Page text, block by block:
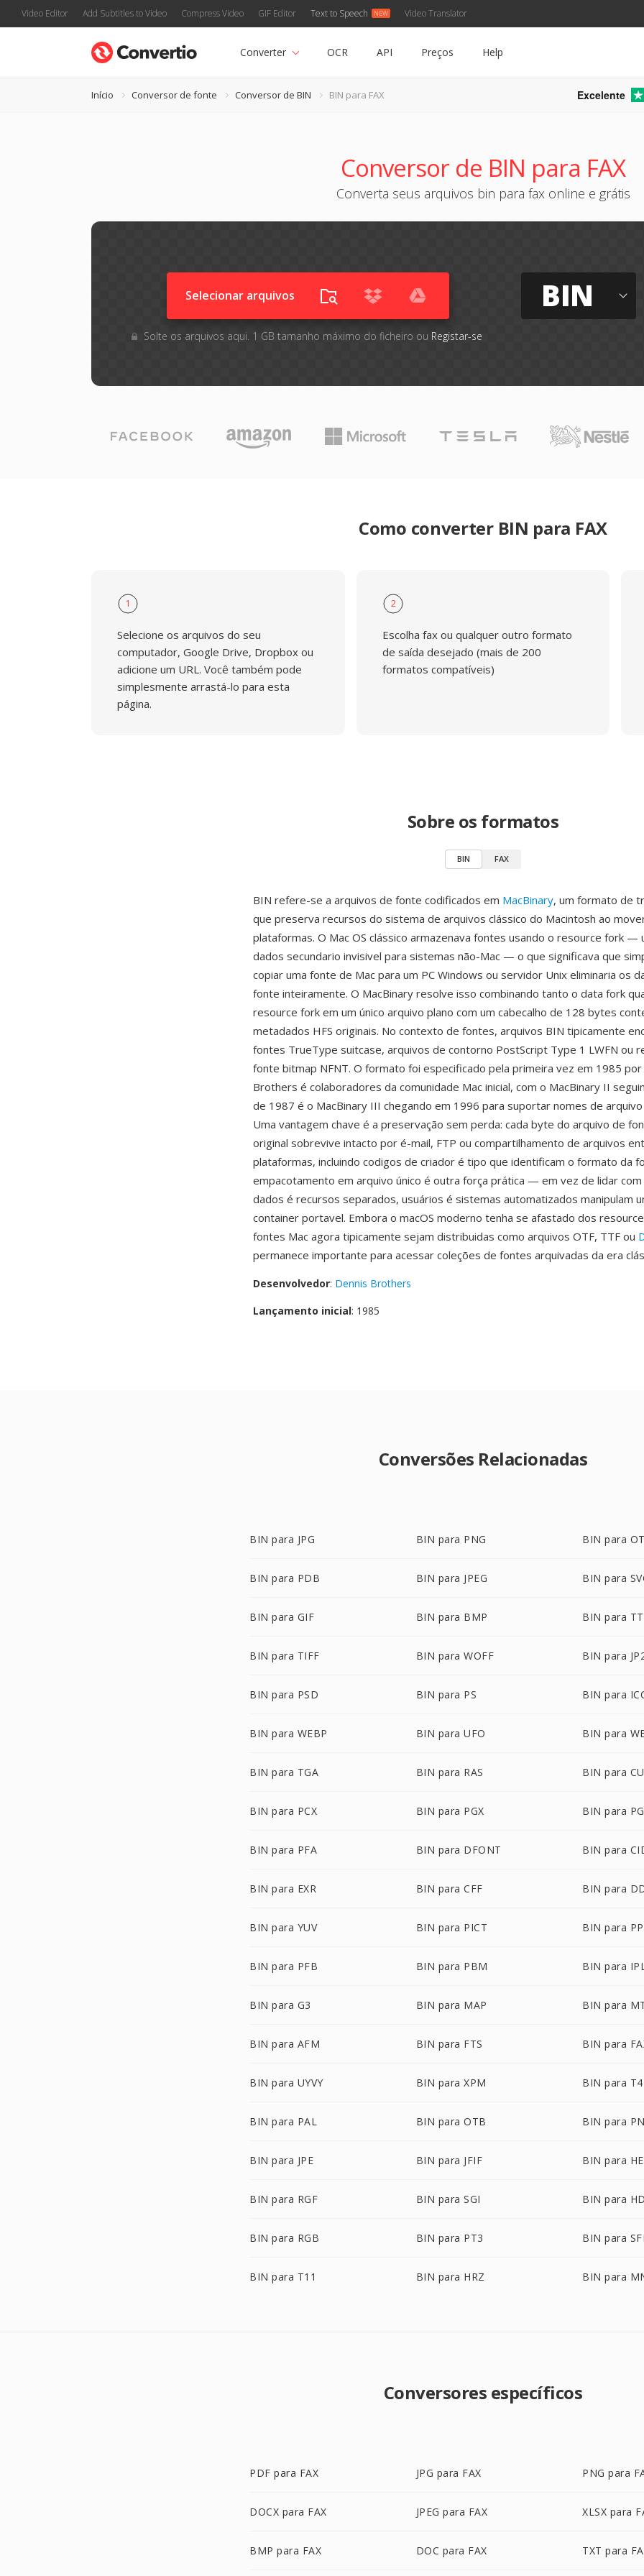
Video Editor Add Subtitles to Video Compress Video GIF Editor Text to Speech Video Translator
Converter OCR API Preços Help
Início Conversor de fonte Conversor de BIN BIN para FAX Excelente
Conversor de BIN para FAX
Converta seus arquivos bin para fax online e grátis
Selecionar arquivos
Solte os arquivos aqui. 1 GB tamanho máximo do ficheiro ou Registar-se
BIN
Como converter BIN para FAX
1
Selecione os arquivos do seu
computador, Google Drive, Dropbox ou
adicione um URL. Você também pode
simplesmente arrastá-lo para esta
página.
2
Escolha fax ou qualquer outro formato
de saída desejado (mais de 200
formatos compatíveis)
Sobre os formatos
BIN FAX
BIN refere-se a arquivos de fonte codificados em MacBinary, um formato de
que preserva recursos do sistema de arquivos clássico do Macintosh ao
plataformas. O Mac OS clássico armazenava fontes usando o resource fork —
dados secundario invisivel para sistemas não-Mac — o que significava que
copiar uma fonte de Mac para um PC Windows ou servidor Unix eliminaria os
fonte inteiramente. O MacBinary resolve isso combinando tanto o data fork
resource fork em um único arquivo plano com um cabecalho de 128 bytes
metadados HFS originais. No contexto de fontes, arquivos BIN tipicamente
fontes TrueType suitcase, arquivos de contorno PostScript Type 1 LWFN ou
fonte bitmap NFNT. O formato foi especificado pela primeira vez em 1985 por
Brothers é colaboradores da comunidade Mac inicial, com o MacBinary II
de 1987 é o MacBinary III chegando em 1996 para suportar nomes de arquivo
Uma vantagem chave é a preservação sem perda: cada byte do arquivo de
original sobrevive intacto por é-mail, FTP ou compartilhamento de arquivos
plataformas, incluindo codigos de criador é tipo que identificam o formato da
empacotamento em arquivo único é outra força prática — em vez de lidar
dados é recursos separados, usuários é sistemas automatizados manipulam
container portavel. Embora o macOS moderno tenha se afastado dos
fontes Mac agora tipicamente sejam distribuidas como arquivos OTF, TTF ou
permanece importante para acessar coleções de fontes arquivadas da era
Desenvolvedor: Dennis Brothers
Lançamento inicial: 1985
Conversões Relacionadas
BIN para JPG BIN para PNG BIN para
BIN para PDB BIN para JPEG BIN para
BIN para GIF BIN para BMP BIN para
BIN para TIFF BIN para WOFF BIN para
BIN para PSD BIN para PS BIN para
BIN para WEBP BIN para UFO BIN para
BIN para TGA BIN para RAS BIN para
BIN para PCX BIN para PGX BIN para
BIN para PFA BIN para DFONT BIN para
BIN para EXR BIN para CFF BIN para
BIN para YUV BIN para PICT BIN para
BIN para PFB BIN para PBM BIN para
BIN para G3 BIN para MAP BIN para
BIN para AFM BIN para FTS BIN para
BIN para UYVY BIN para XPM BIN para
BIN para PAL BIN para OTB BIN para
BIN para JPE BIN para JFIF BIN para
BIN para RGF BIN para SGI BIN para
BIN para RGB BIN para PT3 BIN para
BIN para T11 BIN para HRZ BIN para
Conversores específicos
PDF para FAX JPG para FAX PNG para
DOCX para FAX JPEG para FAX XLSX para
BMP para FAX DOC para FAX TXT para